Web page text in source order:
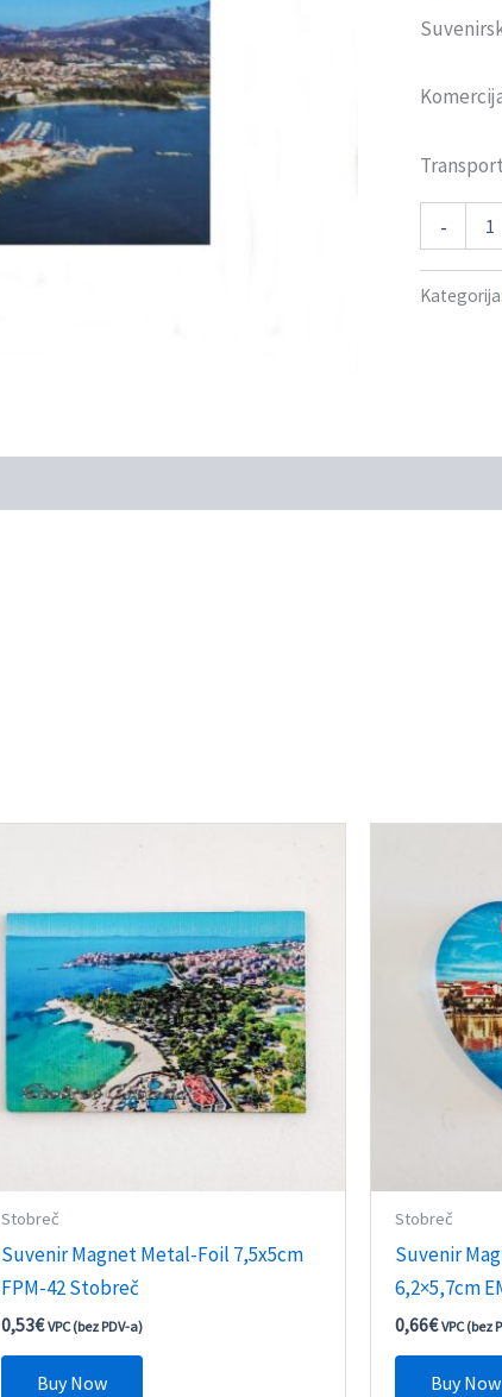
-
Stobreč
Suvenir Magnet Metal-Foil 7,5x5cm
FPM-42 Stobreč
0,53€ VPC (bez PDV-a)
Buy Now
Stobreč
Suvenir
6,2×5,7cm
0,66€ VPC (bez
Buy Now